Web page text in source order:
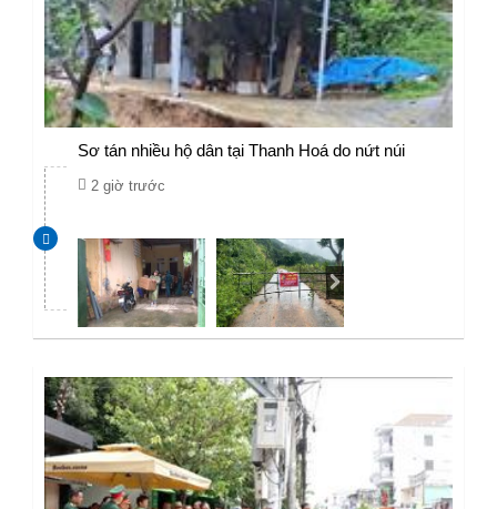
Sơ tán nhiều hộ dân tại Thanh Hoá do nứt núi
2 giờ trước